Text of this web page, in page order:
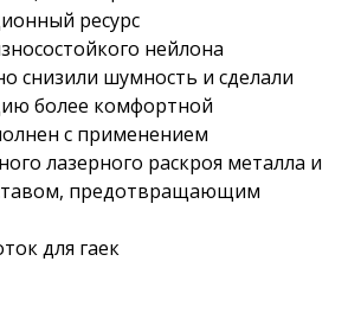
ресурс
нейлона
снизили шумность и сделали
более комфортной
с применением
лазерного раскроя металла и
предотвращающим
для гаек